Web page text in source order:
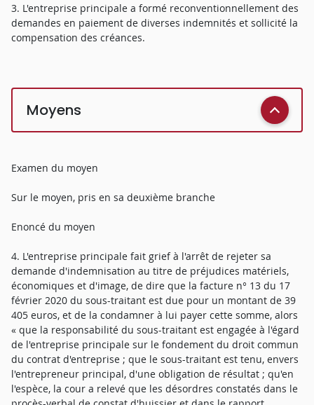
3. L'entreprise principale a formé reconventionnellement des
demandes en paiement de diverses indemnités et sollicité la
compensation des créances.
Moyens
Examen du moyen
Sur le moyen, pris en sa deuxième branche
Enoncé du moyen
4. L'entreprise principale fait grief à l'arrêt de rejeter sa
demande d'indemnisation au titre de préjudices matériels,
économiques et d'image, de dire que la facture n° 13 du 17
février 2020 du sous-traitant est due pour un montant de 39
405 euros, et de la condamner à lui payer cette somme, alors
« que la responsabilité du sous-traitant est engagée à l'égard
de l'entreprise principale sur le fondement du droit commun
du contrat d'entreprise ; que le sous-traitant est tenu, envers
l'entrepreneur principal, d'une obligation de résultat ; qu'en
l'espèce, la cour a relevé que les désordres constatés dans le